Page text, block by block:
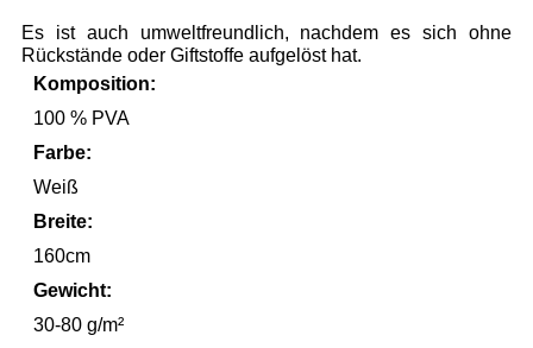
Es ist auch umweltfreundlich, nachdem es sich ohne
Rückstände oder Giftstoffe aufgelöst hat.
Komposition:
100 % PVA
Farbe:
Weiß
Breite:
160cm
Gewicht:
30-80 g/m²